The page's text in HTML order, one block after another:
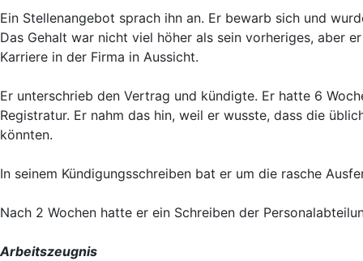
Ein Stellenangebot sprach ihn an. Er bewarb sich und
Das Gehalt war nicht viel höher als sein vorheriges, aber
Karriere in der Firma in Aussicht.
Er unterschrieb den Vertrag und kündigte. Er hatte 6
Registratur. Er nahm das hin, weil er wusste, dass die
könnten.
In seinem Kündigungsschreiben bat er um die rasche
Nach 2 Wochen hatte er ein Schreiben der
Arbeitszeugnis